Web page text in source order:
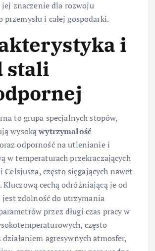
znaczenie dla rozwoju
przemysłu i całej gospodarki.
i
stali
to grupa specjalnych stopów,
wysokąwytrzymałość
odporność na utlenianie i
w temperaturach przekraczających
często sięgających nawet
Kluczową cechą odróżniającą je od
jest zdolność do utrzymania
przez długi czas pracy w
często
działaniem agresywnych atmosfer,